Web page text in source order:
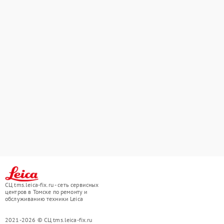
СЦ tms.leica-fix.ru - сеть сервисных
центров в Томске по ремонту и
обслуживанию техники Leica
2021-2026 © СЦ tms.leica-fix.ru